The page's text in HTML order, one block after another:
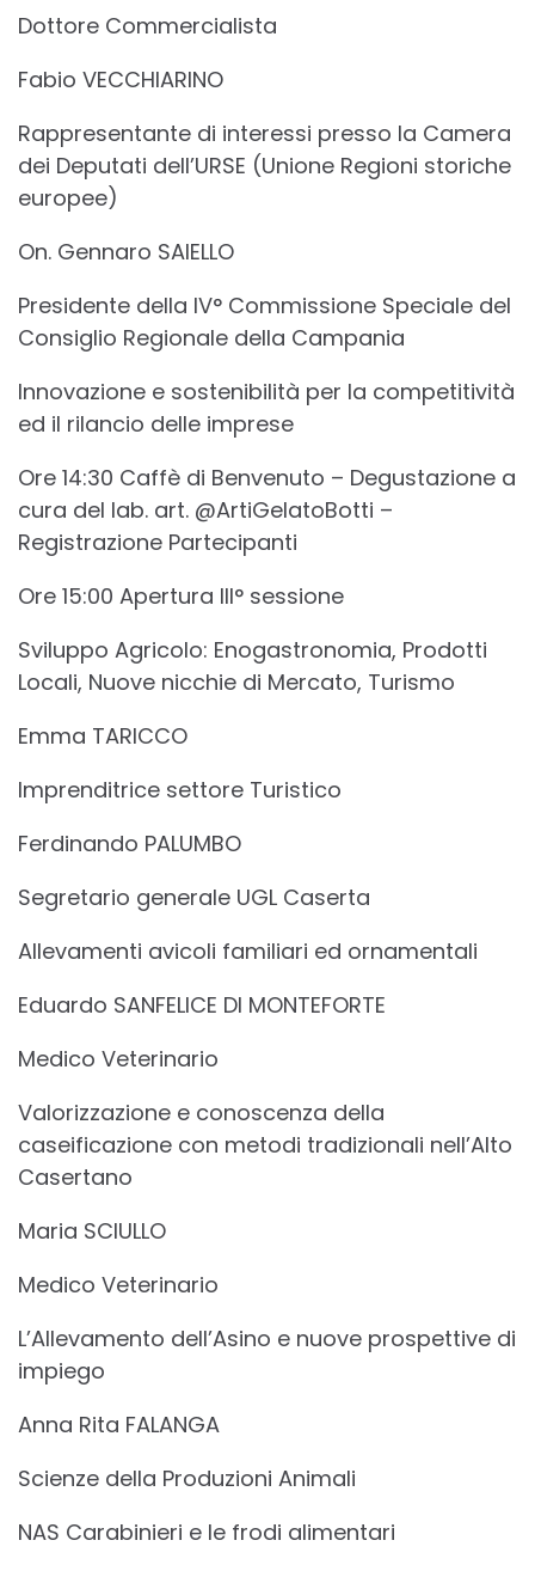
Dottore Commercialista
Fabio VECCHIARINO
Rappresentante di interessi presso la Camera
dei Deputati dell’URSE (Unione Regioni storiche
europee)
On. Gennaro SAIELLO
Presidente della IV° Commissione Speciale del
Consiglio Regionale della Campania
Innovazione e sostenibilità per la competitività
ed il rilancio delle imprese
Ore 14:30 Caffè di Benvenuto – Degustazione a
cura del lab. art. @ArtiGelatoBotti –
Registrazione Partecipanti
Ore 15:00 Apertura III° sessione
Sviluppo Agricolo: Enogastronomia, Prodotti
Locali, Nuove nicchie di Mercato, Turismo
Emma TARICCO
Imprenditrice settore Turistico
Ferdinando PALUMBO
Segretario generale UGL Caserta
Allevamenti avicoli familiari ed ornamentali
Eduardo SANFELICE DI MONTEFORTE
Medico Veterinario
Valorizzazione e conoscenza della
caseificazione con metodi tradizionali nell’Alto
Casertano
Maria SCIULLO
Medico Veterinario
L’Allevamento dell’Asino e nuove prospettive di
impiego
Anna Rita FALANGA
Scienze della Produzioni Animali
NAS Carabinieri e le frodi alimentari